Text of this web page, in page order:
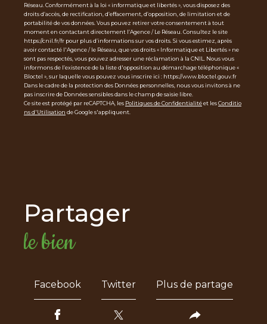
Réseau. Conformément à la loi « informatique et libertés », vous disposez des
droits d’accès, de rectification, d’effacement, d’opposition, de limitation et de
portabilité de vos données. Vous pouvez retirer votre consentement à tout
moment en contactant directement l’Agence / Le Réseau. Consultez le site
https://cnil.fr/fr pour plus d’informations sur vos droits. Si vous estimez, après
avoir contacté l'Agence / le Réseau, que vos droits « Informatique et Libertés » ne
sont pas respectés, vous pouvez adresser une réclamation à la CNIL. Nous vous
informons de l’existence de la liste d'opposition au démarchage téléphonique «
Bloctel », sur laquelle vous pouvez vous inscrire ici : https://www.bloctel.gouv.fr
Dans le cadre de la protection des Données personnelles, nous vous invitons à ne
pas inscrire de Données sensibles dans le champ de saisie libre.
Ce site est protégé par reCAPTCHA, les Politiques de Confidentialitéet lesConditio
ns d'Utilisation de Google s'appliquent.
partager
le bien
Facebook Twitter Plus de partage